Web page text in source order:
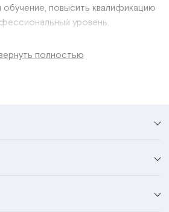
обучение, повысить квалификацию
уровень.
полностью